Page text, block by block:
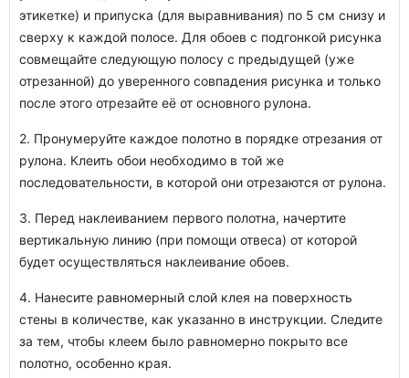
этикетке) и припуска (для выравнивания) по 5 см снизу и
сверху к каждой полосе. Для обоев с подгонкой рисунка
совмещайте следующую полосу с предыдущей (уже
отрезанной) до уверенного совпадения рисунка и только
после этого отрезайте её от основного рулона.
2. Пронумеруйте каждое полотно в порядке отрезания от
рулона. Клеить обои необходимо в той же
последовательности, в которой они отрезаются от рулона.
3. Перед наклеиванием первого полотна, начертите
вертикальную линию (при помощи отвеса) от которой
будет осуществляться наклеивание обоев.
4. Нанесите равномерный слой клея на поверхность
стены в количестве, как указанно в инструкции. Следите
за тем, чтобы клеем было равномерно покрыто все
полотно, особенно края.